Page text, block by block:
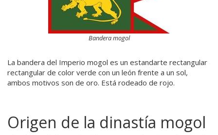
Bandera mogol
La bandera del Imperio mogol es un estandarte rectangular
rectangular de color verde con un león frente a un sol,
ambos motivos son de oro. Está rodeado de rojo.
Origen de la dinastía mogol